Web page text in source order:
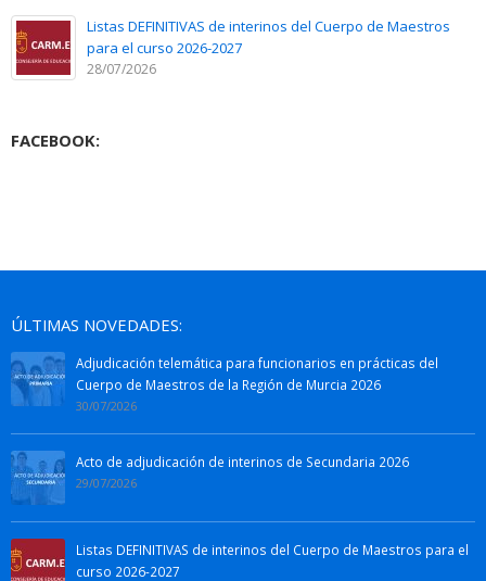
Listas DEFINITIVAS de interinos del Cuerpo de Maestros
para el curso 2026-2027
28/07/2026
FACEBOOK:
ÚLTIMAS NOVEDADES:
Adjudicación telemática para funcionarios en prácticas del
Cuerpo de Maestros de la Región de Murcia 2026
30/07/2026
Acto de adjudicación de interinos de Secundaria 2026
29/07/2026
Listas DEFINITIVAS de interinos del Cuerpo de Maestros para el
curso 2026-2027